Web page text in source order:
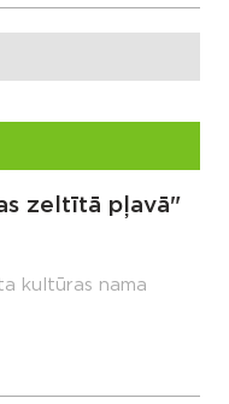
zeltītā pļavā"
kultūras nama